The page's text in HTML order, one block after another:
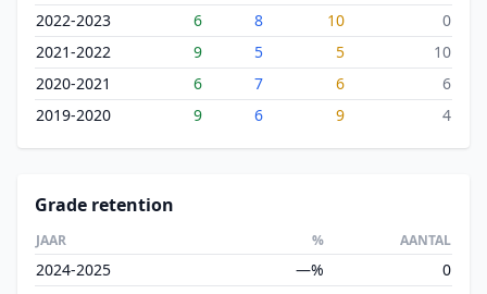
2022-2023
6 8 10
0
2021-2022
9 5 5
10
2020-2021
6 7 6
6
2019-2020
9 6 9 4
Grade retention
JAAR % AANTAL
2024-2025 —%
0